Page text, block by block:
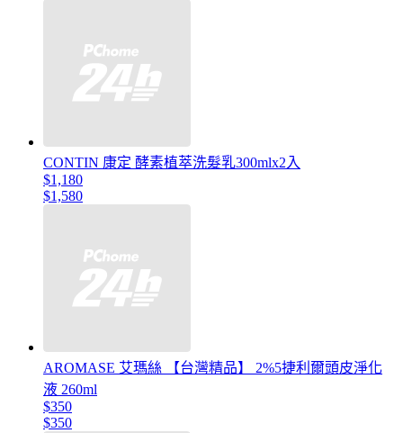
CONTIN 康定 酵素植萃洗髮乳300mlx2入
$1,180
$1,580
AROMASE 艾瑪絲 【台灣精品】 2%5捷利爾頭皮淨化
液 260ml
$350
$350